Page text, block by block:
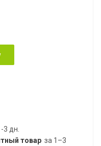
3 дн.
товар за 1–3